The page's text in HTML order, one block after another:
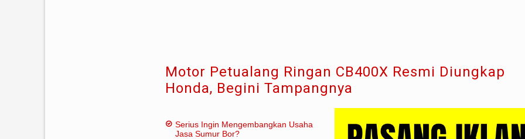
Motor Petualang Ringan CB400X Resmi Diungkap
Honda, Begini Tampangnya
Serius Ingin Mengembangkan Usaha
Jasa Sumur Bor?